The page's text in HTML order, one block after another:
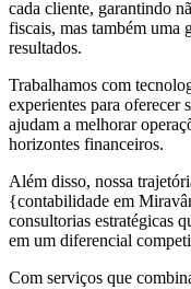
cada cliente, garantindo
fiscais, mas também uma
resultados.
Trabalhamos com
experientes para oferecer
ajudam a melhorar
horizontes financeiros.
Além disso, nossa
{contabilidade em
consultorias estratégicas
em um diferencial
Com serviços que